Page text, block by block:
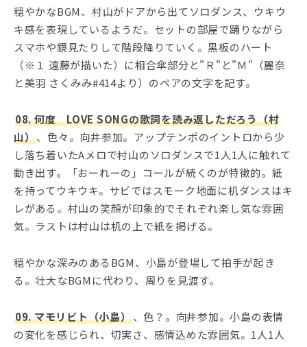
穏やかなBGM、村山がドアから出てソロダンス、ウキウ
キ感を表現しているようだ。セットの部屋で踊りながら
スマホや鏡見たりして階段降りていく。黒板のハート
（※１ 遠藤が描いた）に相合傘部分と"Ｒ"と"Ｍ"（麗奈
と美羽 さくみみ#414より）のペアの文字を記す。
08. 何度 LOVE SONGの歌詞を読み返しただろう（村
山）、色々。向井参加。アップテンポのイントロから少
し落ち着いたAメロで村山のソロダンスで1人1人に触れて
動き出す。「おーれーの」コールが続くのが特徴的。紙
を持ってウキウキ。サビではスモーク地面に机ダンスはキ
レがある。村山の笑顔が印象的でそれぞれ楽し気な雰囲
気。ラストは村山は机の上で紙を掲げる。
穏やかな深みのあるBGM、小島が登場して拍手が起き
る。壮大なBGMに代わり、周りを見渡す。
09. マモリビト（小島）、色？。向井参加。小島の表情
の変化を感じられ、切実さ、感情込めた雰囲気。1人1人